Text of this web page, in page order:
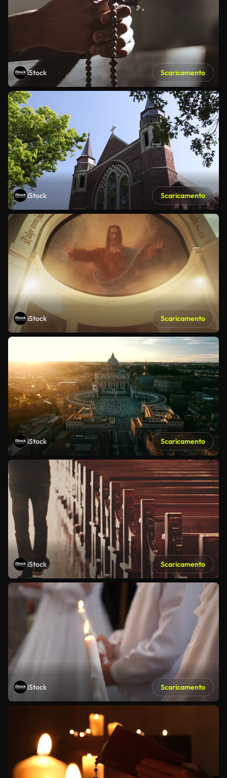
iStock Scaricamento
iStock Scaricamento
iStock Scaricamento
iStock Scaricamento
iStock Scaricamento
iStock Scaricamento